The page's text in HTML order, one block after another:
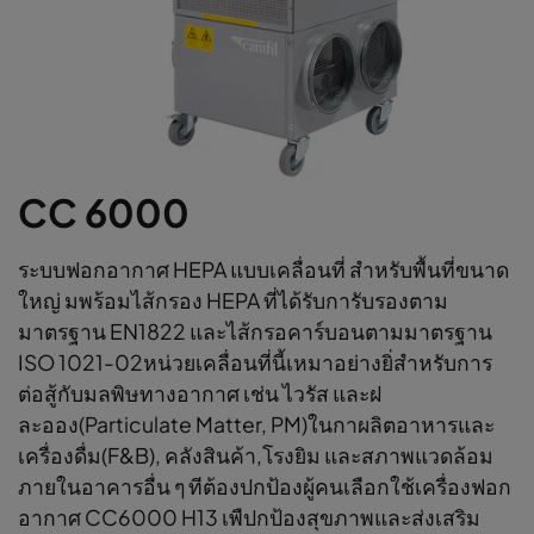
CC 6000
ระบบฟอกอากาศ HEPA แบบเคลื่อนที่ สำหรับพื้นที่ขนาด
ใหญ่ มพร้อมไส้กรอง HEPA ที่ได้รับการับรองตาม
มาตรฐาน EN1822 และไส้กรอคาร์บอนตามมาตรฐาน
ISO 1021-02หน่วยเคลื่อนที่นี้เหมาอย่างยิ่สำหรับการ
ต่อสู้กับมลพิษทางอากาศ เช่น ไวรัส และฝ
ละออง(Particulate Matter, PM)ในกาผลิตอาหารและ
เครื่องดื่ม(F&B), คลังสินค้า,โรงยิม และสภาพแวดล้อม
ภายในอาคารอื่น ๆ ทีต้องปกป้องผู้คนเลือกใช้เครื่องฟอก
อากาศ CC6000 H13 เพืปกป้องสุขภาพและส่งเสริม